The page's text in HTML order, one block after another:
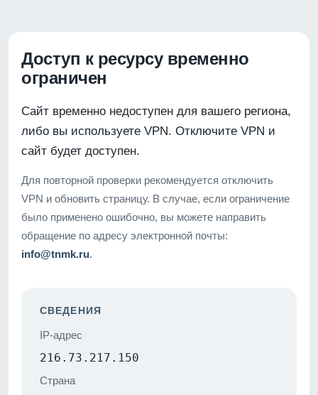
Доступ к ресурсу временно
ограничен
Сайт временно недоступен для вашего региона,
либо вы используете VPN. Отключите VPN и
сайт будет доступен.
Для повторной проверки рекомендуется отключить
VPN и обновить страницу. В случае, если ограничение
было применено ошибочно, вы можете направить
обращение по адресу электронной почты:
info@tnmk.ru.
СВЕДЕНИЯ
IP-адрес
216.73.217.150
Страна